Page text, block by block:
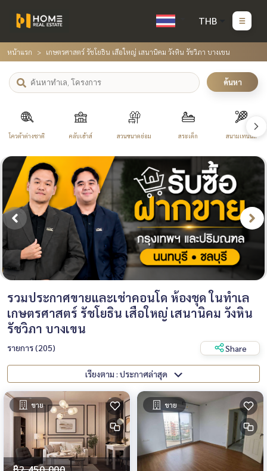
THB
หน้าแรก เกษตรศาสตร์ รัชโยธิน เสือใหญ่ เสนานิคม วังหิน รัชวิภา บางเขน
ค้นหา
โควต้าต่างชาติ คลับเฮ้าส์ สวนขนาดย่อม สระเด็ก สนามเทนนิส
รวมประกาศขายและเช่าคอนโด ห้องชุด ในทำเล
เกษตรศาสตร์ รัชโยธิน เสือใหญ่ เสนานิคม วังหิน
รัชวิภา บางเขน
รายการ (205) Share
เรียงตาม : ประกาศล่าสุด
ขาย ขาย